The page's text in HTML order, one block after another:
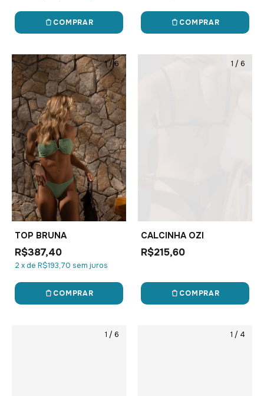
COMPRAR COMPRAR
1/6
TOP BRUNA
R$387,40
2 xde R$193,70 sem juros
COMPRAR
1 / 6
CALCINHA OZI
R$215,60
COMPRAR
1 / 6 1 / 4